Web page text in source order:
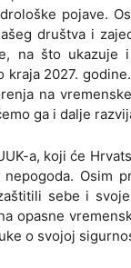
pojave.
društva i
na što ukazuje
2027.
na
ga i dalje
a, koji će
Osim
sebe i
opasne
o svojoj